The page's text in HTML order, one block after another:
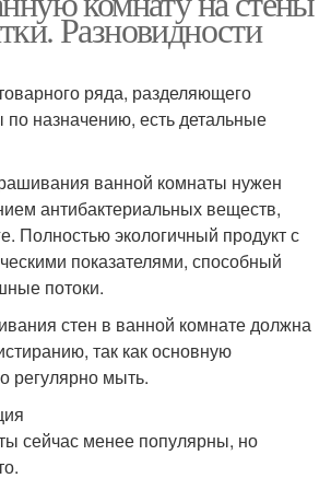
Разновидности
ряда, разделяющего
назначению, есть детальные
ванной комнаты нужен
антибактериальных веществ,
Полностью экологичный продукт с
показателями, способный
потоки.
стен в ванной комнате должна
так как основную
регулярно мыть.
сейчас менее популярны, но